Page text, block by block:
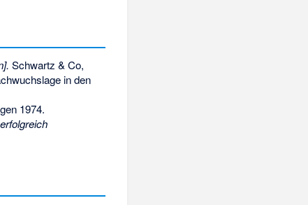
Schwartz & Co,
in den
1974.